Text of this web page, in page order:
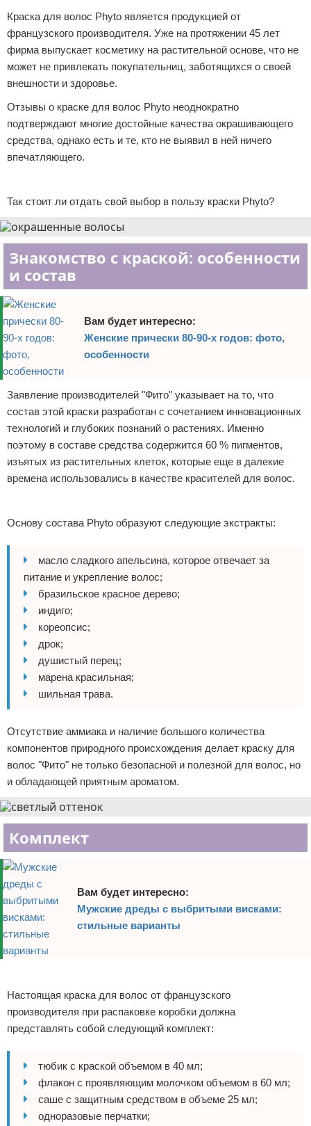
Уход за ногтями
Макияж
СПА процедуры
Парфюмерия
Прически
Уход за лицом
Хирургия
Отказ от ответственности
Краска для волос Phyto является продукцией от
французского производителя. Уже на протяжении 45 лет
фирма выпускает косметику на растительной основе, что не
может не привлекать покупательниц, заботящихся о своей
внешности и здоровье.
Отзывы о краске для волос Phyto неоднократно
подтверждают многие достойные качества окрашивающего
средства, однако есть и те, кто не выявил в ней ничего
впечатляющего.
Так стоит ли отдать свой выбор в пользу краски Phyto?
Знакомство с краской: особенности
и состав
Вам будет интересно:
Женские прически 80-90-х годов: фото,
особенности
Заявление производителей "Фито" указывает на то, что
состав этой краски разработан с сочетанием инновационных
технологий и глубоких познаний о растениях. Именно
поэтому в составе средства содержится 60 % пигментов,
изъятых из растительных клеток, которые еще в далекие
времена использовались в качестве красителей для волос.
Основу состава Phyto образуют следующие экстракты:
масло сладкого апельсина, которое отвечает за
питание и укрепление волос;
бразильское красное дерево;
индиго;
кореопсис;
дрок;
душистый перец;
марена красильная;
шильная трава.
Отсутствие аммиака и наличие большого количества
компонентов природного происхождения делает краску для
волос "Фито" не только безопасной и полезной для волос, но
и обладающей приятным ароматом.
Комплект
Вам будет интересно:
Мужские дреды с выбритыми висками:
стильные варианты
Настоящая краска для волос от французского
производителя при распаковке коробки должна
представлять собой следующий комплект:
тюбик с краской объемом в 40 мл;
флакон с проявляющим молочком объемом в 60 мл;
саше с защитным средством в объеме 25 мл;
одноразовые перчатки;